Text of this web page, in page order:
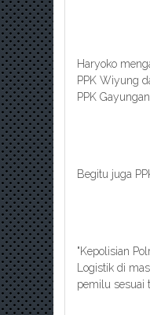
Haryoko
PPK Wiyung
PPK
Begitu juga
"Kepolisian
Logistik di
pemilu sesuai